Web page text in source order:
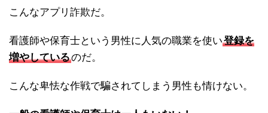
こんなアプリ詐欺だ。
看護師や保育士という男性に人気の職業を使い登録を
増やしているのだ。
こんな卑怯な作戦で騙されてしまう男性も情けない。